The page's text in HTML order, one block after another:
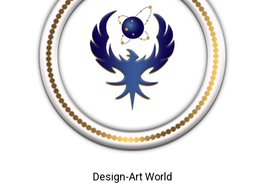
Design-Art World